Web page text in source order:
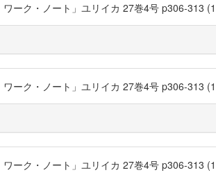
ーク・ノート」ユリイカ 27巻4号 p306-313
ーク・ノート」ユリイカ 27巻4号 p306-313
ーク・ノート」ユリイカ 27巻4号 p306-313